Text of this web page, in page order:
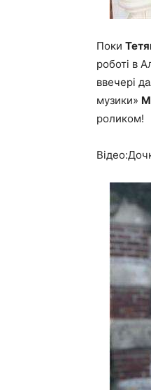
Поки
роботі в
ввечері
музики»
роликом!